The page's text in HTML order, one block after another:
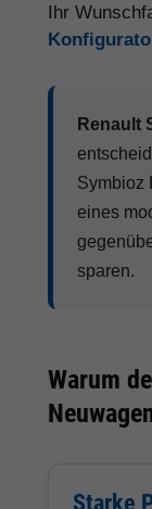
Ihr
Renault
Symbioz
eines
sparen.
Warum
Starke